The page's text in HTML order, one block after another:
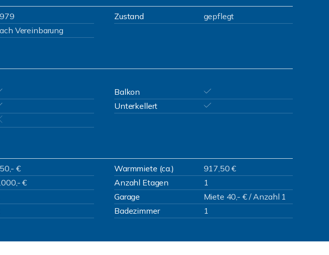
Zustand
gepflegt
Vereinbarung
Balkon
Unterkellert
€ Warmmiete (ca.)
917,50 €
€ Anzahl Etagen
1
Garage
Miete 40,- € / Anzahl 1
Badezimmer 1